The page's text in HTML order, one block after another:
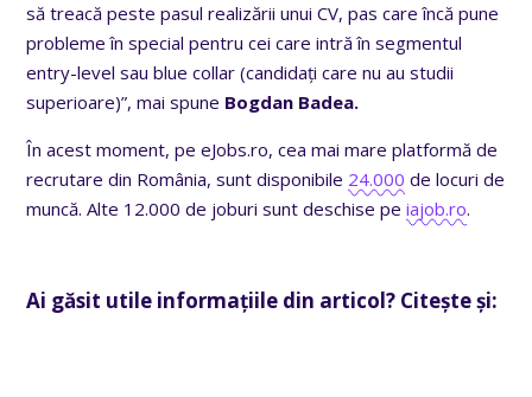
să treacă peste pasul realizării unui CV, pas care încă pune
probleme în special pentru cei care intră în segmentul
entry-level sau blue collar (candidați care nu au studii
superioare)”, mai spune Bogdan Badea.
În acest moment, pe eJobs.ro, cea mai mare platformă de
recrutare din România, sunt disponibile 24.000 de locuri de
muncă. Alte 12.000 de joburi sunt deschise peiajob.ro.
Ai găsit utile informațiile din articol? Citește și: